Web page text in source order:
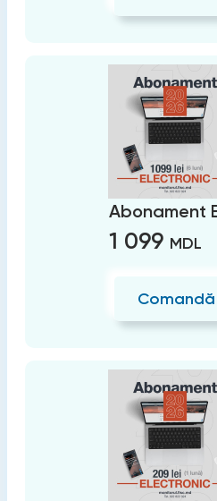
Abonament
1 099 MDL